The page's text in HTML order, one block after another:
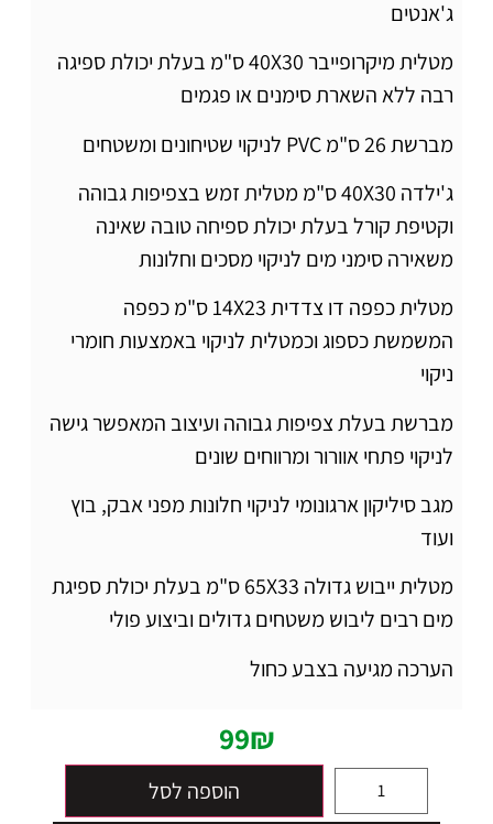
ג'אנטים
מטלית מיקרופייבר 40X30 ס"מ בעלת יכולת ספיגה
רבה ללא השארת סימנים או פגמים
מברשת 26 ס"מ PVC לניקוי שטיחונים ומשטחים
ג'ילדה 40X30 ס"מ מטלית זמש בצפיפות גבוהה
וקטיפת קורל בעלת יכולת ספיחה טובה שאינה
משאירה סימני מים לניקוי מסכים וחלונות
מטלית כפפה דו צדדית 14X23 ס"מ כפפה
המשמשת כספוג וכמטלית לניקוי באמצעות חומרי
ניקוי
מברשת בעלת צפיפות גבוהה ועיצוב המאפשר גישה
לניקוי פתחי אוורור ומרווחים שונים
מגב סיליקון ארגונומי לניקוי חלונות מפני אבק, בוץ
ועוד
מטלית ייבוש גדולה 65X33 ס"מ בעלת יכולת ספיגת
מים רבים ליבוש משטחים גדולים וביצוע פולי
הערכה מגיעה בצבע כחול
99₪
הוספה לסל